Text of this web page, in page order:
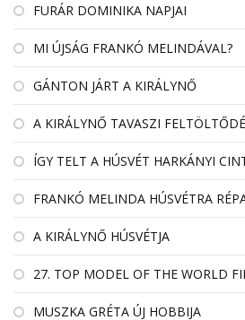
FURÁR DOMINIKA NAPJAI
MI ÚJSÁG FRANKÓ MELINDÁVAL?
GÁNTON JÁRT A KIRÁLYNŐ
A KIRÁLYNŐ TAVASZI
ÍGY TELT A HÚSVÉT HARKÁNYI
FRANKÓ MELINDA HÚSVÉTRA
A KIRÁLYNŐ HÚSVÉTJA
27. TOP MODEL OF THE WORLD
MUSZKA GRÉTA ÚJ HOBBIJA